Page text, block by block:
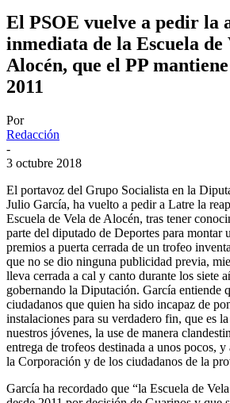
El PSOE vuelve a pedir la
inmediata de la Escuela de
Alocén, que el PP
2011
Por
Redacción
-
3 octubre 2018
El portavoz del Grupo Socialista en la
Julio García, ha vuelto a pedir a Latre la
Escuela de Vela de Alocén, tras tener
parte del diputado de Deportes para montar
premios a puerta cerrada de un trofeo
que no se dio ninguna publicidad previa,
lleva cerrada a cal y canto durante los siete
gobernando la Diputación. García entiende
ciudadanos que quien ha sido incapaz de
instalaciones para su verdadero fin, que es
nuestros jóvenes, la use de manera
entrega de trofeos destinada a unos pocos, y
la Corporación y de los ciudadanos de la
García ha recordado que “la Escuela de